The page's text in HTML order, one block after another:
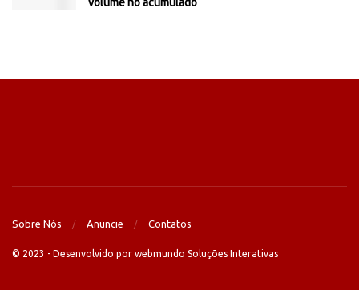
Sobre Nós Anuncie Contatos
© 2023 - Desenvolvido por webmundo Soluções Interativas